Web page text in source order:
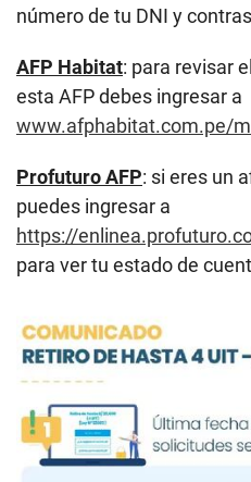
número de tu DNI y
AFP Habitat: para revisar
esta AFP debes ingresar a
www.afphabitat.com.pe/
Profuturo AFP: si eres un
puedes ingresar a
https://
para ver tu estado de